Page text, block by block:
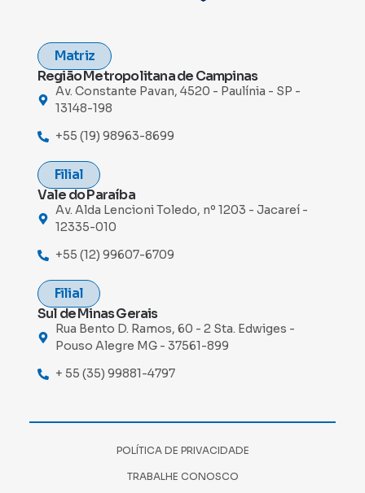
Matriz
Região Metropolitana de Campinas
Av. Constante Pavan, 4520 - Paulínia - SP -
13148-198
+55 (19) 98963-8699
Filial
Vale do Paraíba
Av. Alda Lencioni Toledo, nº 1203 - Jacareí -
12335-010
+55 (12) 99607-6709
Filial
Sul de Minas Gerais
Rua Bento D. Ramos, 60 - 2 Sta. Edwiges -
Pouso Alegre MG - 37561-899
+ 55 (35) 99881-4797
POLÍTICA DE PRIVACIDADE
TRABALHE CONOSCO